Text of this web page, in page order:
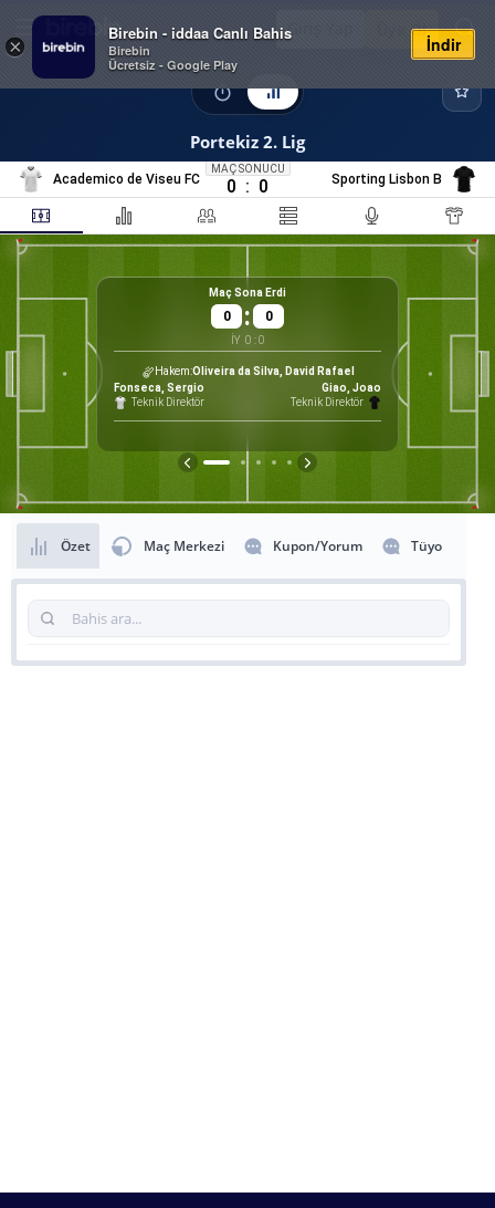
×
Birebin - iddaa Canlı Bahis
Birebin
Ücretsiz - Google Play
İndir
Giriş Yap Üye Ol
Portekiz 2. Lig
Academico de Viseu FC
MAÇ SONUCU
0 : 0 Sporting Lisbon B
Maç Sona Erdi
0 : 0
İY 0 : 0
Oliveira da Silva, David Rafael
Hakem
Fonseca, Sergio
Teknik Direktör
Giao, Joao
Teknik Direktör
Özet Maç Merkezi Kupon/Yorum Tüyo